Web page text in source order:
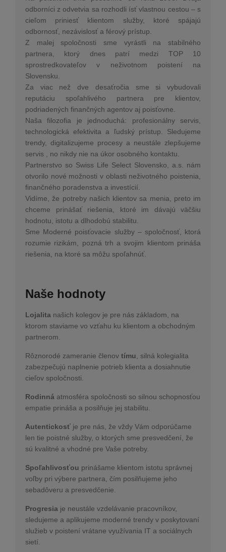
odborníci z odvetvia sa rozhodli ísť vlastnou cestou – s
cieľom priniesť klientom služby, ktoré spájajú
odbornosť, nezávislosť a férový prístup.
Z malej spoločnosti sme vyrástli na stabilného
partnera, ktorý dnes patrí medzi TOP 10
sprostredkovateľov v neživotnom poistení na
Slovensku.
Za viac než dve desaťročia sme si vybudovali
reputáciu spoľahlivého partnera pre klientov,
podriadených finančných agentov aj poisťovne.
Naša filozofia je jednoduchá: profesionálny servis,
technologická efektivita a ľudský prístup. Sledujeme
trendy, digitalizujeme procesy a neustále zlepšujeme
servis , no nikdy nie na úkor osobného kontaktu.
Partnerstvo so Swiss Life Select Slovensko, a.s. nám
otvorilo nové možnosti v oblasti neživotného poistenia,
finančného poradenstva a investícií.
Vidíme, že potreby našich klientov sa menia, preto im
chceme prinášať riešenia, ktoré im dávajú väčšiu
hodnotu, istotu a dlhodobú stabilitu.
Sme Moderné poisťovacie služby – spoločnosť, ktorá
rozumie rizikám, pozná trh a svojim klientom prináša
riešenia, na ktoré sa môžu spoľahnúť.
Naše hodnoty
Lojalita našich kolegov je pre nás základom, na
ktorom staviame vo vzťahu ku klientom a obchodným
partnerom.
Rôznorodé zameranie členov tímu , silná kolegialita
zabezpečujú naplnenie potrieb klienta a dosiahnutie
cieľov spoločnosti.
Rodinná atmosféra spoločnosti so silnou schopnosťou
empatie prináša a posilňuje jej stabilitu.
Autentickosť je pre nás, že vždy Vám odporúčame
len tie poistné služby, o ktorých sme presvedčení, že
sú kvalitné a vhodné pre Vaše potreby.
Spoľahlivosťou prinášame klientom istotu správnej
voľby pri výbere partnera, čím posilňujeme jeho
sebadôveru a presvedčenie.
Progresia je neustále vzdelávanie pracovníkov,
sledujeme a aplikujeme moderné trendy v poskytovaní
služieb v poistení vrátane využívania IT a sociálnych
sietí.